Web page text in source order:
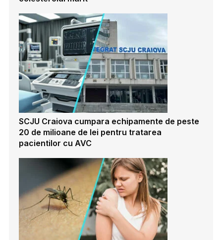
SCJU Craiova cumpara echipamente de peste
20 de milioane de lei pentru tratarea
pacientilor cu AVC